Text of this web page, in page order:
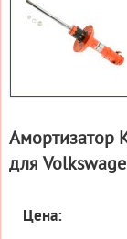
Амортизатор
для
Цена: